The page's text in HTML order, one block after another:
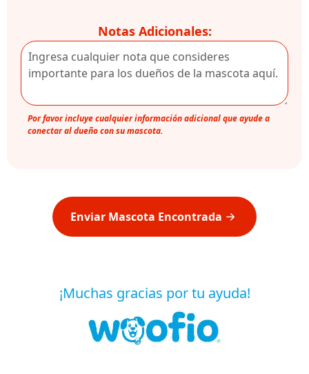
Notas Adicionales:
Por favor incluye cualquier información adicional que ayude a
conectar al dueño con su mascota.
Enviar Mascota Encontrada
¡Muchas gracias por tu ayuda!